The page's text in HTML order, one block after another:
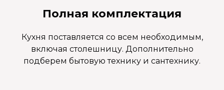
Полная комплектация
Кухня поставляется со всем необходимым,
включая столешницу. Дополнительно
подберем бытовую технику и сантехнику.